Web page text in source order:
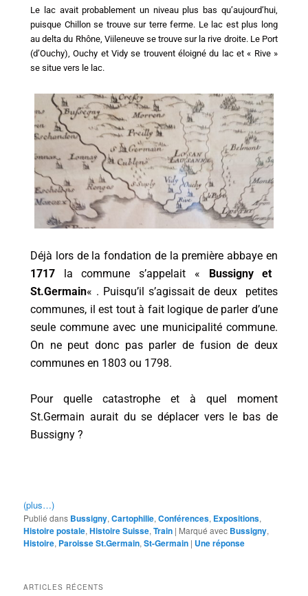
Le lac avait probablement un niveau plus bas qu’aujourd’hui,
puisque Chillon se trouve sur terre ferme. Le lac est plus long
au delta du Rhône, Viileneuve se trouve sur la rive droite. Le Port
(d’Ouchy), Ouchy et Vidy se trouvent éloigné du lac et « Rive »
se situe vers le lac.
Déjà lors de la fondation de la première abbaye en
1717 la commune s’appelait « Bussigny et
St.Germain« . Puisqu’il s’agissait de deux petites
communes, il est tout à fait logique de parler d’une
seule commune avec une municipalité commune.
On ne peut donc pas parler de fusion de deux
communes en 1803 ou 1798.
Pour quelle catastrophe et à quel moment
St.Germain aurait du se déplacer vers le bas de
Bussigny ?
(plus…)
Publié dans Bussigny,Cartophilie,Conférences, Expositions,
Histoire postale,Histoire Suisse,Train | Marqué avec Bussigny,
Histoire, Paroisse St.Germain,St-Germain | Uneréponse
ARTICLES RÉCENTS